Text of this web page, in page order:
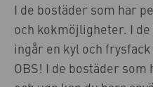
I de bostäder som har
och kokmöjligheter. I
ingår en kyl och
OBS! I de bostäder